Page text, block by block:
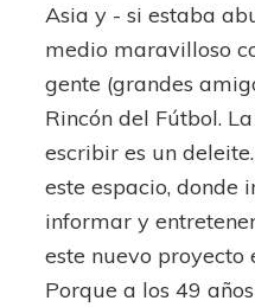
Asia y - si estaba
medio maravilloso
gente (grandes
Rincón del Fútbol.
escribir es un
este espacio, donde
informar y
este nuevo proyecto
Porque a los 49
COPA SUDAMERICANA
Sur Defendido